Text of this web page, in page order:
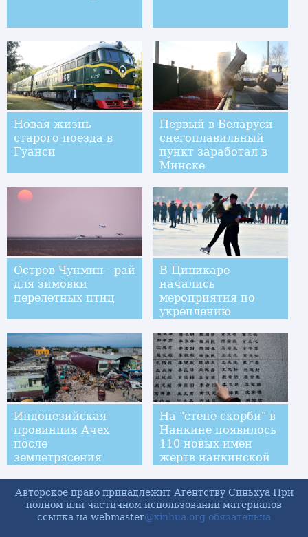
Новая жизнь
старого поезда в
Гуанси
Первый в Беларуси
снегоплавильный
пункт заработал в
Минске
Остров Чунмин - рай
для зимовки
перелетных птиц
В Цицикаре
начались
мероприятия по
укреплению
Индонезийская
провинция Ачех
после
землетрясения
На "стене скорби" в
Нанкине появилось
110 новых имен
жертв нанкинской
Авторское право принадлежит Агентству Синьхуа При
полном или частичном использовании материалов
ссылка на webmaster@xinhua.org обязательна